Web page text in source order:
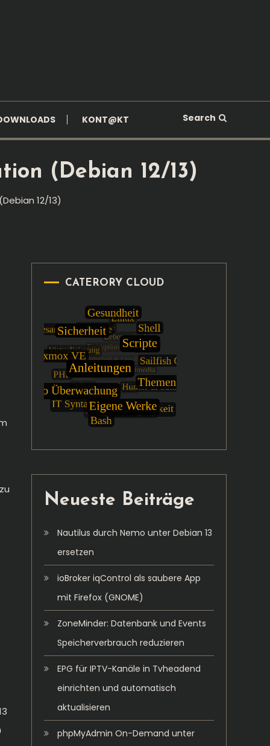
KONT@KT Search
(Debian 12/13)
12/13)
CATERORY CLOUD
Neueste Beiträge
Nautilus durch Nemo unter Debian 13
ersetzen
ioBroker iqControl als saubere App
mit Firefox (GNOME)
ZoneMinder: Datenbank und Events
Speicherverbrauch reduzieren
EPG für IPTV-Kanäle in Tvheadend
einrichten und automatisch
aktualisieren
phpMyAdmin On-Demand unter